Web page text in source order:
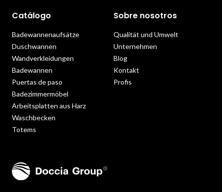
Catálogo
Badewannenaufsätze
Duschwannen
Wandverkleidungen
Badewannen
Puertas de paso
Badezimmermöbel
Arbeitsplatten aus Harz
Waschbecken
Totems
Sobre nosotros
Qualität und Umwelt
Unternehmen
Blog
Kontakt
Profis